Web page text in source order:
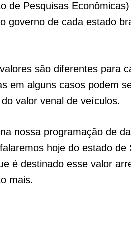
de Pesquisas
governo de cada estado
são diferentes para
em alguns casos podem
valor venal de veículos.
nossa programação de
hoje do estado
é destinado esse valor
mais.